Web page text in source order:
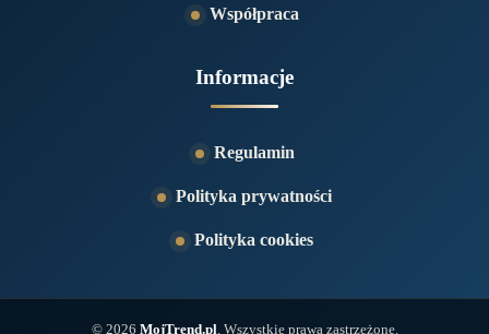
Współpraca
Informacje
Regulamin
Polityka prywatności
Polityka cookies
© 2026 MojTrend.pl . Wszystkie prawa zastrzeżone.